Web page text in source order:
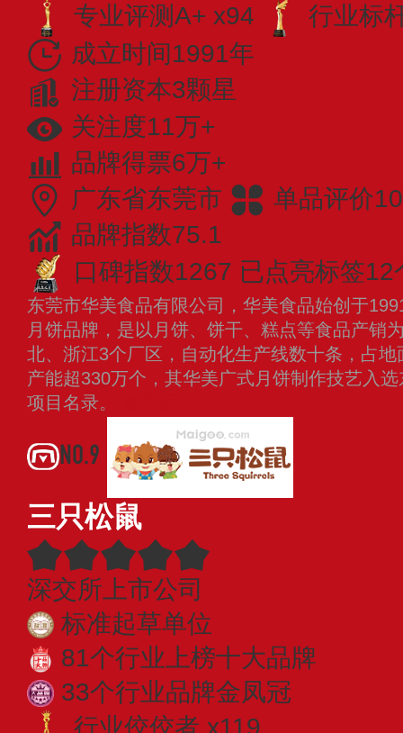
专业评测A+ x94
行业标
成立时间1991年
注册资本3颗星
关注度11万+
品牌得票6万+
广东省东莞市
单品评价
品牌指数75.1
口碑指数1267 已点亮标签12
东莞市华美食品有限公司，华美食品始创于
月饼品牌，是以月饼、饼干、糕点等食品产销
北、浙江3个厂区，自动化生产线数十条，占
产能超330万个，其华美广式月饼制作技艺入
项目名录。
NO.9
三只松鼠
深交所上市公司
标准起草单位
81个行业上榜十大品牌
33个行业品牌金凤冠
行业佼佼者 x119